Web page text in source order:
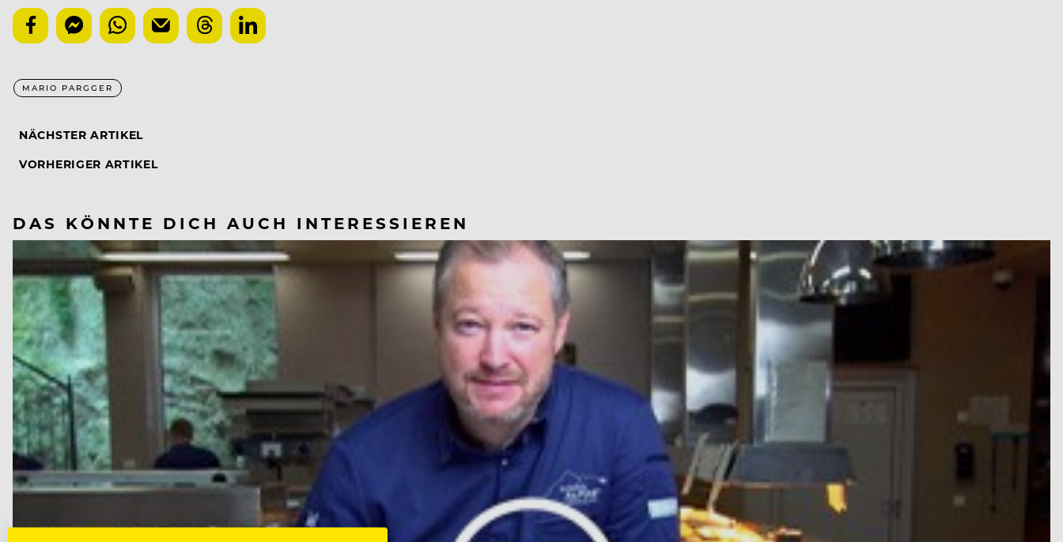
MARIO PARGGER
NÄCHSTER ARTIKEL
VORHERIGER ARTIKEL
DAS KÖNNTE DICH AUCH INTERESSIEREN